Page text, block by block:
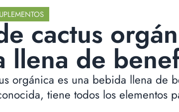
cactus
llena de
orgánica es una bebida llena de
tiene todos los elementos